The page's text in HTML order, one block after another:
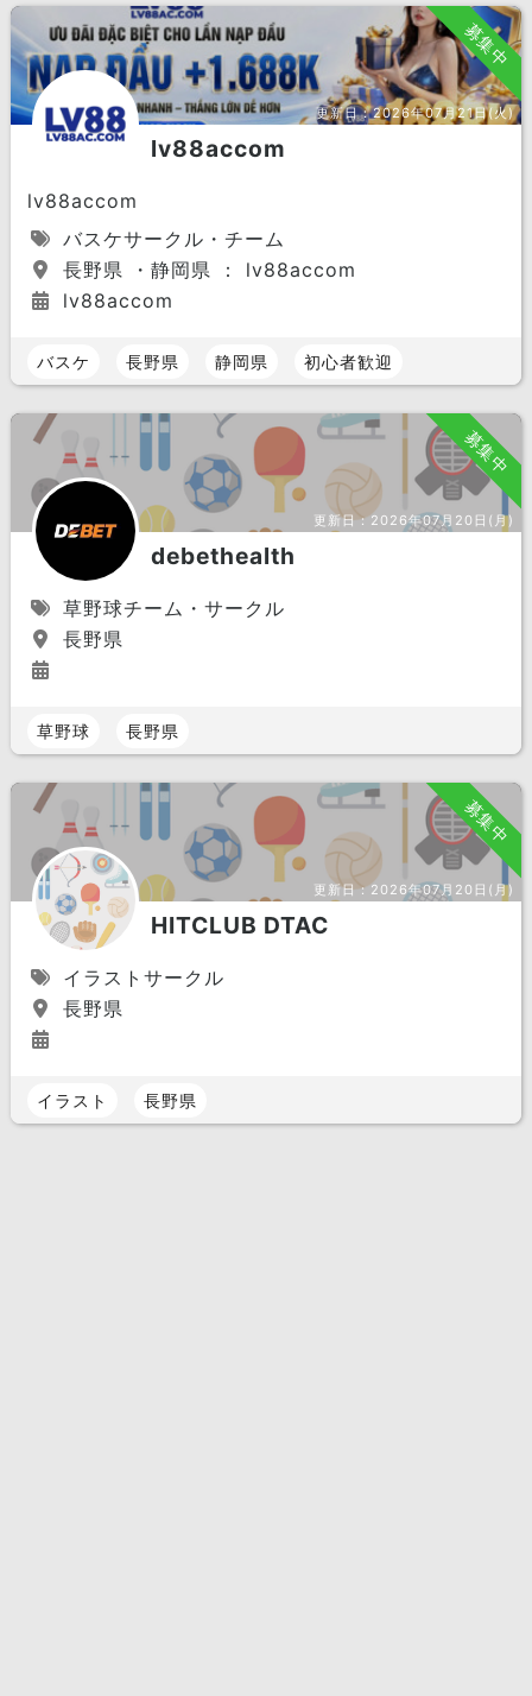
募集中
更新日：2026年07月21日(火)
lv88accom
lv88accom
バスケサークル・チーム
長野県 ・静岡県 ： lv88accom
lv88accom
バスケ 長野県 静岡県 初心者歓迎
募集中
更新日：2026年07月20日(月)
debethealth
草野球チーム・サークル
長野県
草野球 長野県
募集中
更新日：2026年07月20日(月)
HITCLUB DTAC
イラストサークル
長野県
イラスト 長野県